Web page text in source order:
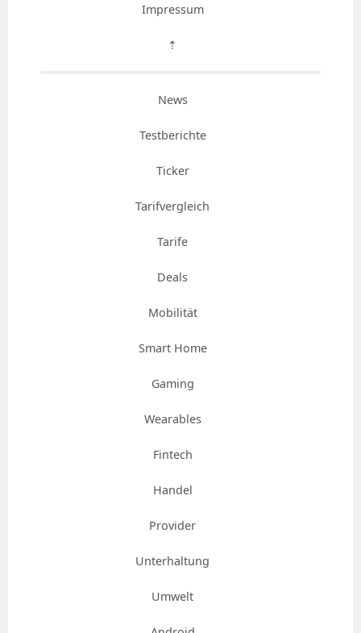
Impressum
⇡
News
Testberichte
Ticker
Tarifvergleich
Tarife
Deals
Mobilität
Smart Home
Gaming
Wearables
Fintech
Handel
Provider
Unterhaltung
Umwelt